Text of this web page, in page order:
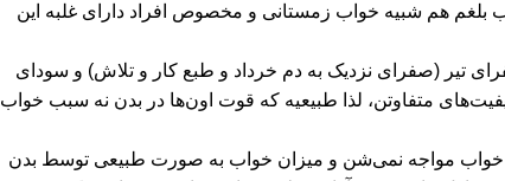
هم شبیه خواب زمستانی و مخصوص افراد دارای غلبه این
تیر (صفرای نزدیک به دم خرداد و طبع کار و تلاش) و سودای‌
متفاوتن، لذا طبیعیه که قوت اون‌ها در بدن نه سبب خواب
مواجه نمی‌شن و میزان خواب به صورت طبیعی توسط بدن